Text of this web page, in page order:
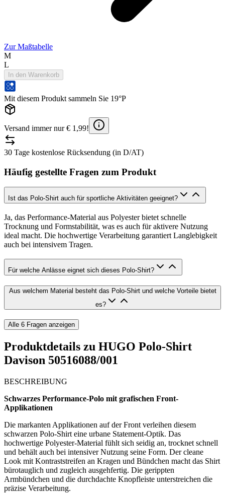
Zur Maßtabelle
M
L
In den Warenkorb
Mit diesem Produkt sammeln Sie 19°P
Versand immer nur € 1,99!
30 Tage kostenlose Rücksendung (in D/AT)
Häufig gestellte Fragen zum Produkt
Ist das Polo-Shirt auch für sportliche Aktivitäten geeignet?
Ja, das Performance-Material aus Polyester bietet schnelle
Trocknung und Formstabilität, was es auch für aktivere Nutzung
ideal macht. Die hochwertige Verarbeitung garantiert Langlebigkeit
auch bei intensivem Tragen.
Für welche Anlässe eignet sich dieses Polo-Shirt?
Aus welchem Material besteht das Polo-Shirt und welche Vorteile bietet
es?
Alle 6 Fragen anzeigen
Produktdetails zu HUGO Polo-Shirt
Davison 50516088/001
BESCHREIBUNG
Schwarzes Performance-Polo mit grafischen Front-
Applikationen
Die markanten Applikationen auf der Front verleihen diesem
schwarzen Polo-Shirt eine urbane Statement-Optik. Das
hochwertige Polyester-Material fühlt sich seidig an, trocknet schnell
und behält auch bei intensiver Nutzung seine Form. Der cleane
Look mit Kontraststreifen an Kragen und Bündchen macht das Shirt
bürotauglich und zugleich ausgehfertig. Die gerippten
Armbündchen und die durchdachte Knopfleiste unterstreichen die
präzise Verarbeitung.